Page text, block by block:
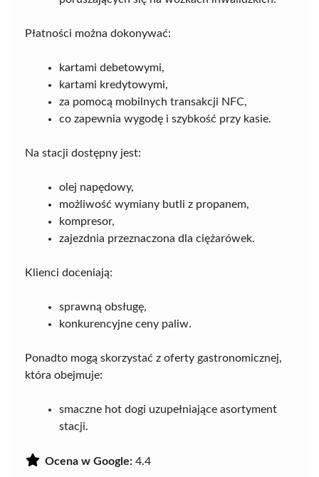
Płatności można dokonywać:
kartami debetowymi,
kartami kredytowymi,
za pomocą mobilnych transakcji NFC,
co zapewnia wygodę i szybkość przy kasie.
Na stacji dostępny jest:
olej napędowy,
możliwość wymiany butli z propanem,
kompresor,
zajezdnia przeznaczona dla ciężarówek.
Klienci doceniają:
sprawną obsługę,
konkurencyjne ceny paliw.
Ponadto mogą skorzystać z oferty gastronomicznej,
która obejmuje:
smaczne hot dogi uzupełniające asortyment
stacji.
Ocena w Google: 4.4